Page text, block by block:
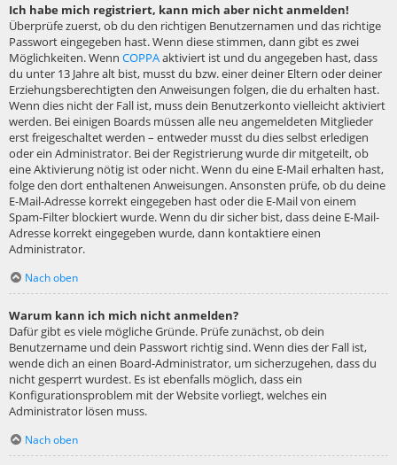
Ich habe mich registriert, kann mich aber nicht anmelden!
Überprüfe zuerst, ob du den richtigen Benutzernamen und das richtige
Passwort eingegeben hast. Wenn diese stimmen, dann gibt es zwei
Möglichkeiten. Wenn COPPAaktiviert ist und du angegeben hast, dass
du unter 13 Jahre alt bist, musst du bzw. einer deiner Eltern oder deiner
Erziehungsberechtigten den Anweisungen folgen, die du erhalten hast.
Wenn dies nicht der Fall ist, muss dein Benutzerkonto vielleicht aktiviert
werden. Bei einigen Boards müssen alle neu angemeldeten Mitglieder
erst freigeschaltet werden – entweder musst du dies selbst erledigen
oder ein Administrator. Bei der Registrierung wurde dir mitgeteilt, ob
eine Aktivierung nötig ist oder nicht. Wenn du eine E-Mail erhalten hast,
folge den dort enthaltenen Anweisungen. Ansonsten prüfe, ob du deine
E-Mail-Adresse korrekt eingegeben hast oder die E-Mail von einem
Spam-Filter blockiert wurde. Wenn du dir sicher bist, dass deine E-Mail-
Adresse korrekt eingegeben wurde, dann kontaktiere einen
Administrator.
Nach oben
Warum kann ich mich nicht anmelden?
Dafür gibt es viele mögliche Gründe. Prüfe zunächst, ob dein
Benutzername und dein Passwort richtig sind. Wenn dies der Fall ist,
wende dich an einen Board-Administrator, um sicherzugehen, dass du
nicht gesperrt wurdest. Es ist ebenfalls möglich, dass ein
Konfigurationsproblem mit der Website vorliegt, welches ein
Administrator lösen muss.
Nach oben